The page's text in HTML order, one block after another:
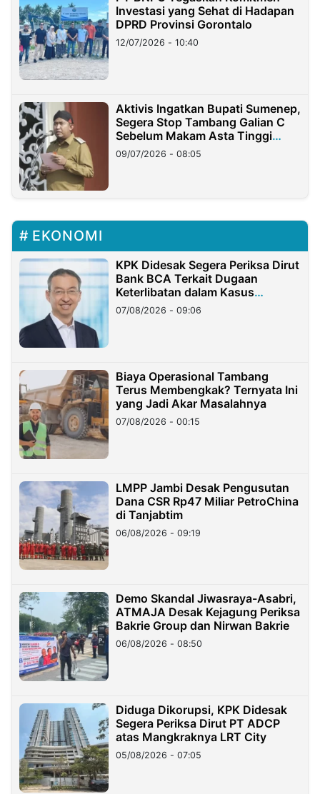
Investasi yang Sehat di Hadapan
DPRD Provinsi Gorontalo
12/07/2026 - 10:40
Aktivis Ingatkan Bupati Sumenep,
Segera Stop Tambang Galian C
Sebelum Makam Asta Tinggi
Longsor
09/07/2026 - 08:05
EKONOMI
KPK Didesak Segera Periksa Dirut
Bank BCA Terkait Dugaan
Keterlibatan dalam Kasus
Hilangnya Dana Nasabah Rp2,58
Miliar
07/08/2026 - 09:06
Biaya Operasional Tambang
Terus Membengkak? Ternyata Ini
yang Jadi Akar Masalahnya
07/08/2026 - 00:15
LMPP Jambi Desak Pengusutan
Dana CSR Rp47 Miliar PetroChina
di Tanjabtim
06/08/2026 - 09:19
Demo Skandal Jiwasraya-Asabri,
ATMAJA Desak Kejagung Periksa
Bakrie Group dan Nirwan Bakrie
06/08/2026 - 08:50
Diduga Dikorupsi, KPK Didesak
Segera Periksa Dirut PT ADCP
atas Mangkraknya LRT City
05/08/2026 - 07:05